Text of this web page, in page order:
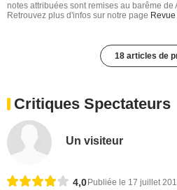
notes attribuées sont remises au barême de
Retrouvez plus d'infos sur notre page
18 articles de
Critiques Spectateurs
Un visiteur
4,0 Publiée le 17 juillet